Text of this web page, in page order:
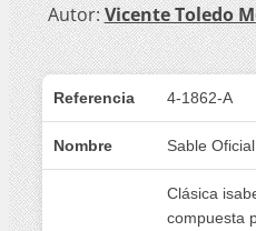
Autor:Vicente Toledo
Referencia 4-1862-A
Nombre Sable
Clásica
compuesta